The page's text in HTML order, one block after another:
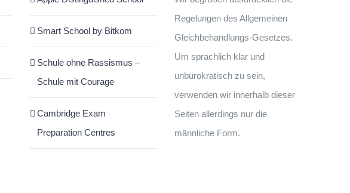
Smart School by Bitkom
Schule ohne Rassismus –
Schule mit Courage
Cambridge Exam
Preparation Centres
Regelungen des Allgemeinen
Gleichbehandlungs-Gesetzes.
Um sprachlich klar und
unbürokratisch zu sein,
verwenden wir innerhalb dieser
Seiten allerdings nur die
männliche Form.